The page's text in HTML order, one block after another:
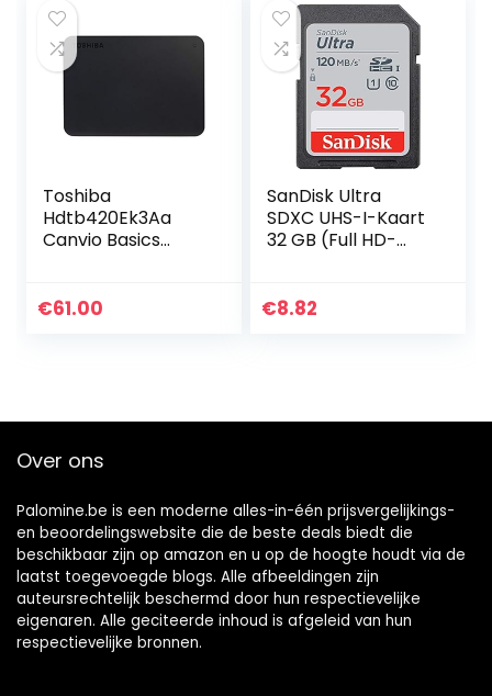
Toshiba
Hdtb420Ek3Aa
Canvio Basics
Schijf, Current
€61.00
SanDisk Ultra
SDXC UHS-I-Kaart
32 GB (Full HD-
Leessnelheden Tot
€8.82
Over ons
Palomine.be is een moderne alles-in-één prijsvergelijkings-
en beoordelingswebsite die de beste deals biedt die
beschikbaar zijn op amazon en u op de hoogte houdt via de
laatst toegevoegde blogs. Alle afbeeldingen zijn
auteursrechtelijk beschermd door hun respectievelijke
eigenaren. Alle geciteerde inhoud is afgeleid van hun
respectievelijke bronnen.